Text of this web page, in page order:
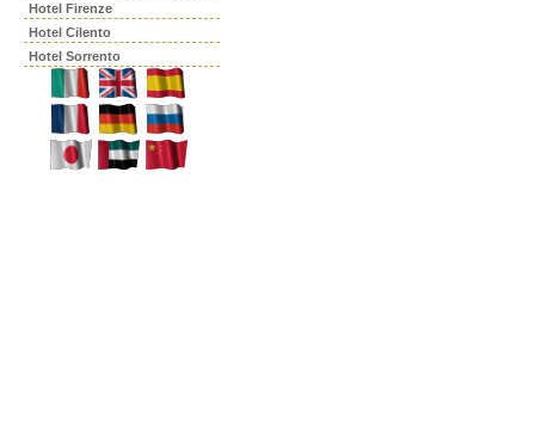
Hotel Firenze
Hotel Cilento
Hotel Sorrento